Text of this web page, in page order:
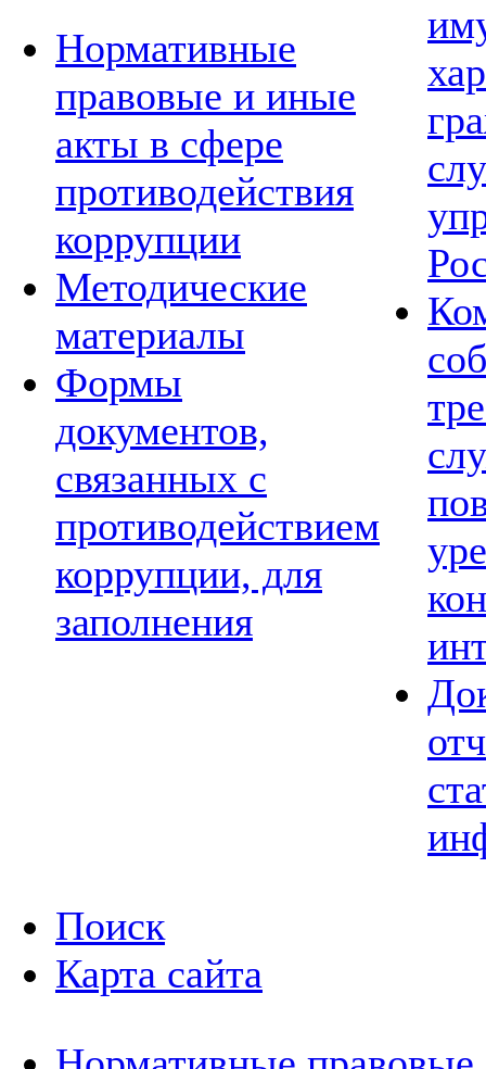
Нормативные
правовые и иные
акты в сфере
противодействия
коррупции
Методические
материалы
Формы
документов,
связанных с
противодействием
коррупции, для
заполнения
Поиск
Карта сайта